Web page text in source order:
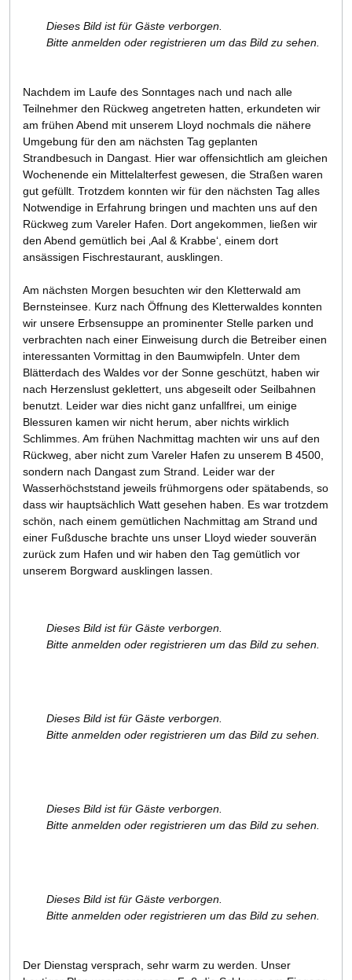
Dieses Bild ist für Gäste verborgen.
Bitte anmelden oder registrieren um das Bild zu sehen.
Nachdem im Laufe des Sonntages nach und nach alle
Teilnehmer den Rückweg angetreten hatten, erkundeten wir
am frühen Abend mit unserem Lloyd nochmals die nähere
Umgebung für den am nächsten Tag geplanten
Strandbesuch in Dangast. Hier war offensichtlich am gleichen
Wochenende ein Mittelalterfest gewesen, die Straßen waren
gut gefüllt. Trotzdem konnten wir für den nächsten Tag alles
Notwendige in Erfahrung bringen und machten uns auf den
Rückweg zum Vareler Hafen. Dort angekommen, ließen wir
den Abend gemütlich bei ‚Aal & Krabbe‘, einem dort
ansässigen Fischrestaurant, ausklingen.
Am nächsten Morgen besuchten wir den Kletterwald am
Bernsteinsee. Kurz nach Öffnung des Kletterwaldes konnten
wir unsere Erbsensuppe an prominenter Stelle parken und
verbrachten nach einer Einweisung durch die Betreiber einen
interessanten Vormittag in den Baumwipfeln. Unter dem
Blätterdach des Waldes vor der Sonne geschützt, haben wir
nach Herzenslust geklettert, uns abgeseilt oder Seilbahnen
benutzt. Leider war dies nicht ganz unfallfrei, um einige
Blessuren kamen wir nicht herum, aber nichts wirklich
Schlimmes. Am frühen Nachmittag machten wir uns auf den
Rückweg, aber nicht zum Vareler Hafen zu unserem B 4500,
sondern nach Dangast zum Strand. Leider war der
Wasserhöchststand jeweils frühmorgens oder spätabends, so
dass wir hauptsächlich Watt gesehen haben. Es war trotzdem
schön, nach einem gemütlichen Nachmittag am Strand und
einer Fußdusche brachte uns unser Lloyd wieder souverän
zurück zum Hafen und wir haben den Tag gemütlich vor
unserem Borgward ausklingen lassen.
Dieses Bild ist für Gäste verborgen.
Bitte anmelden oder registrieren um das Bild zu sehen.
Dieses Bild ist für Gäste verborgen.
Bitte anmelden oder registrieren um das Bild zu sehen.
Dieses Bild ist für Gäste verborgen.
Bitte anmelden oder registrieren um das Bild zu sehen.
Dieses Bild ist für Gäste verborgen.
Bitte anmelden oder registrieren um das Bild zu sehen.
Der Dienstag versprach, sehr warm zu werden. Unser